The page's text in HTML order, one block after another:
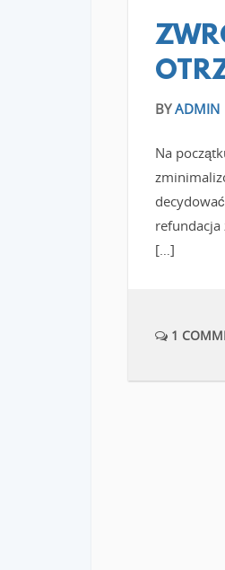
BYADMIN
Na
[…]
1